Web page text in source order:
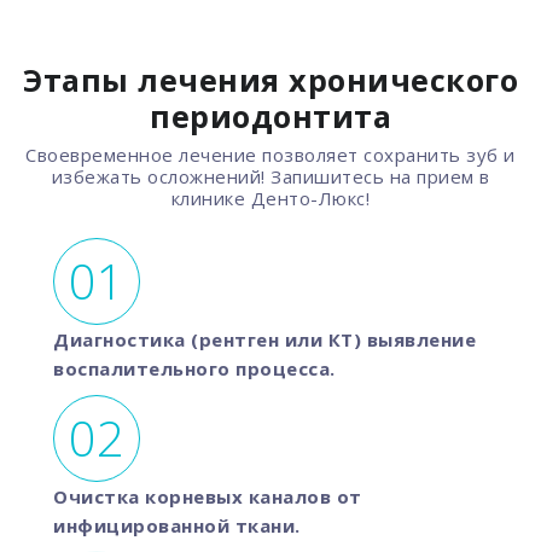
Этапы лечения хронического
периодонтита
Своевременное лечение позволяет сохранить зуб и
избежать осложнений! Запишитесь на прием в
клинике Денто-Люкс!
Диагностика (рентген или КТ) выявление
воспалительного процесса.
Очистка корневых каналов от
инфицированной ткани.